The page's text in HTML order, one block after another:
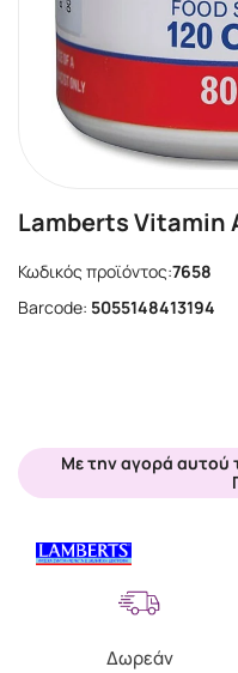
Lamberts Vitamin
Κωδικός προϊόντος:7658
Barcode: 5055148413194
Με την αγορά αυτού
Δωρεάν